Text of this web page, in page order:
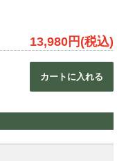
13,980円(税込)
カートに入れる